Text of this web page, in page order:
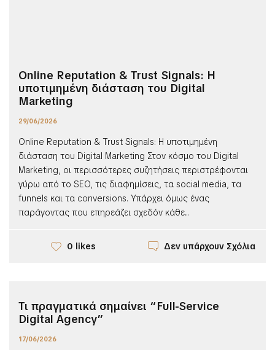
Online Reputation & Trust Signals: Η
υποτιμημένη διάσταση του Digital
Marketing
29/06/2026
Online Reputation & Trust Signals: Η υποτιμημένη
διάσταση του Digital Marketing Στον κόσμο του Digital
Marketing, οι περισσότερες συζητήσεις περιστρέφονται
γύρω από το SEO, τις διαφημίσεις, τα social media, τα
funnels και τα conversions. Υπάρχει όμως ένας
παράγοντας που επηρεάζει σχεδόν κάθε...
0 likes Δεν υπάρχουν Σχόλια
Τι πραγματικά σημαίνει “Full-Service
Digital Agency”
17/06/2026